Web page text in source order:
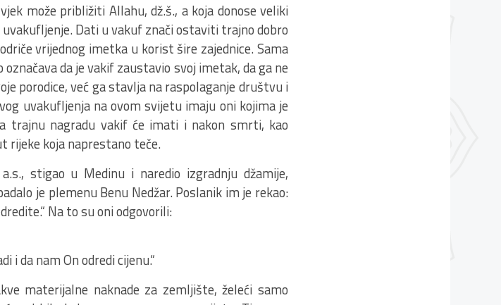
može približiti Allahu, dž.š., a koja donose veliki
Dati u vakuf znači ostaviti trajno dobro
vrijednog imetka u korist šire zajednice. Sama
da je vakif zaustavio svoj imetak, da ga ne
porodice, već ga stavlja na raspolaganje društvu i
uvakufljenja na ovom svijetu imaju oni kojima je
trajnu nagradu vakif će imati i nakon smrti, kao
rijeke koja naprestano teče.
stigao u Medinu i naredio izgradnju džamije,
je plemenu Benu Nedžar. Poslanik im je rekao:
Na to su oni odgovorili:
i da nam On odredi cijenu.“
materijalne naknade za zemljište, želeći samo